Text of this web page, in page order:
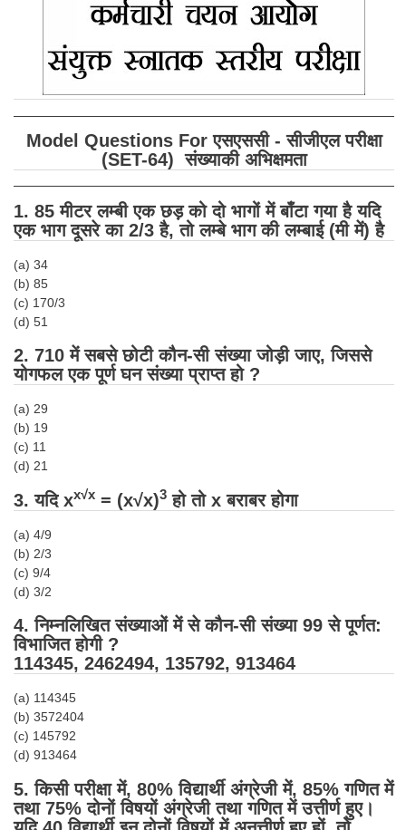
SSC Junior Engineer Notes
EBOOKS
SSC CGL PDF Ebooks
SSC CGL
SSC CGL TIER-1
Tier-1 PAPERS
Tier-1 Answer Keys
SSC CGL TIER-2
CGL Trend Analysis
CGL Exam Downloads
SSC CGL Results
CHSL
CHSL Question Papers
Model Questions For एसएससी - सीजीएल परीक्षा
(SET-64) संख्याकी अभिक्षमता
1. 85 मीटर लम्बी एक छड़ को दो भागों में बाँटा गया है यदि
एक भाग दूसरे का 2/3 है, तो लम्बे भाग की लम्बाई (मी में)है
(a) 34
(b) 85
(c) 170/3
(d) 51
2. 710 में सबसे छोटी कौन-सी संख्या जोड़ी जाए, जिससे
योगफल एक पूर्ण घन संख्या प्राप्त हो ?
(a) 29
(b) 19
(c) 11
(d) 21
3.यदि xx√x = (x√x)3 हो तोx बराबर होगा
(a) 4/9
(b) 2/3
(c) 9/4
(d) 3/2
4.निम्नलिखित संख्याओं में से कौन-सी संख्या 99 से पूर्णत:
विभाजित होगी ?
114345, 2462494, 135792, 913464
(a) 114345
(b) 3572404
(c) 145792
(d) 913464
5. किसी परीक्षा में, 80% विद्यार्थी अंग्रेजी में, 85% गणित में
तथा 75% दोनों विषयों अंग्रेजी तथा गणित में उत्तीर्ण हुए।